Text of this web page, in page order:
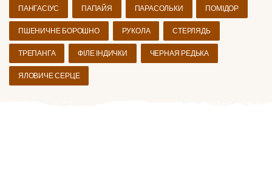
ПАНГАСІУС ПАПАЙЯ ПАРАСОЛЬКИ ПОМІДОР
ПШЕНИЧНЕ БОРОШНО РУКОЛА СТЕРЛЯДЬ
ТРЕПАНГА ФІЛЕ ІНДИЧКИ ЧЕРНАЯ РЕДЬКА
ЯЛОВИЧЕ СЕРЦЕ